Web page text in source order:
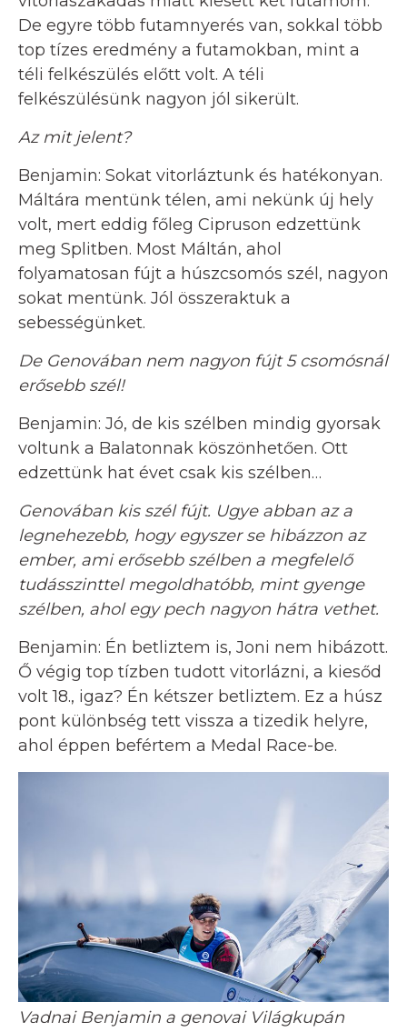
De egyre több futamnyerés van, sokkal több
top tízes eredmény a futamokban, mint a
téli felkészülés előtt volt. A téli
felkészülésünk nagyon jól sikerült.
Az mit jelent?
Benjamin: Sokat vitorláztunk és hatékonyan.
Máltára mentünk télen, ami nekünk új hely
volt, mert eddig főleg Cipruson edzettünk
meg Splitben. Most Máltán, ahol
folyamatosan fújt a húszcsomós szél, nagyon
sokat mentünk. Jól összeraktuk a
sebességünket.
De Genovában nem nagyon fújt 5 csomósnál
erősebb szél!
Benjamin: Jó, de kis szélben mindig gyorsak
voltunk a Balatonnak köszönhetően. Ott
edzettünk hat évet csak kis szélben…
Genovában kis szél fújt. Ugye abban az a
legnehezebb, hogy egyszer se hibázzon az
ember, ami erősebb szélben a megfelelő
tudásszinttel megoldhatóbb, mint gyenge
szélben, ahol egy pech nagyon hátra vethet.
Benjamin: Én betliztem is, Joni nem hibázott.
Ő végig top tízben tudott vitorlázni, a kiesőd
volt 18., igaz? Én kétszer betliztem. Ez a húsz
pont különbség tett vissza a tizedik helyre,
ahol éppen befértem a Medal Race-be.
Vadnai Benjamin a genovai Világkupán